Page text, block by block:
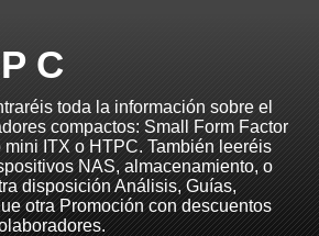
C
toda la información sobre el
compactos: Small Form Factor
mini ITX o HTPC. También leeréis
NAS, almacenamiento, o
disposición Análisis, Guías,
otra Promoción con descuentos